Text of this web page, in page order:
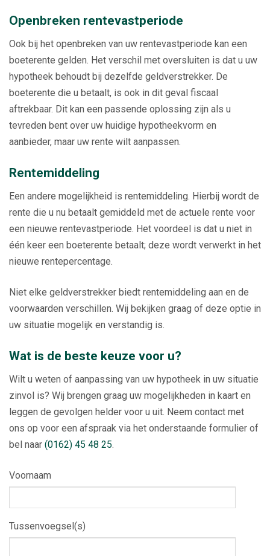
Openbreken rentevastperiode
Ook bij het openbreken van uw rentevastperiode kan een
boeterente gelden. Het verschil met oversluiten is dat u uw
hypotheek behoudt bij dezelfde geldverstrekker. De
boeterente die u betaalt, is ook in dit geval fiscaal
aftrekbaar. Dit kan een passende oplossing zijn als u
tevreden bent over uw huidige hypotheekvorm en
aanbieder, maar uw rente wilt aanpassen.
Rentemiddeling
Een andere mogelijkheid is rentemiddeling. Hierbij wordt de
rente die u nu betaalt gemiddeld met de actuele rente voor
een nieuwe rentevastperiode. Het voordeel is dat u niet in
één keer een boeterente betaalt; deze wordt verwerkt in het
nieuwe rentepercentage.
Niet elke geldverstrekker biedt rentemiddeling aan en de
voorwaarden verschillen. Wij bekijken graag of deze optie in
uw situatie mogelijk en verstandig is.
Wat is de beste keuze voor u?
Wilt u weten of aanpassing van uw hypotheek in uw situatie
zinvol is? Wij brengen graag uw mogelijkheden in kaart en
leggen de gevolgen helder voor u uit. Neem contact met
ons op voor een afspraak via het onderstaande formulier of
bel naar (0162) 45 48 25.
Voornaam
Tussenvoegsel(s)